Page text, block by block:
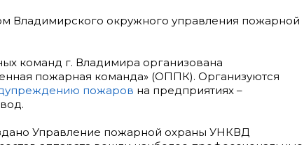
Владимирского окружного управления пожарной
команд г. Владимира организована
пожарная команда» (ОППК). Организуются
пожаров на предприятиях –
Управление пожарной охраны УНКВД